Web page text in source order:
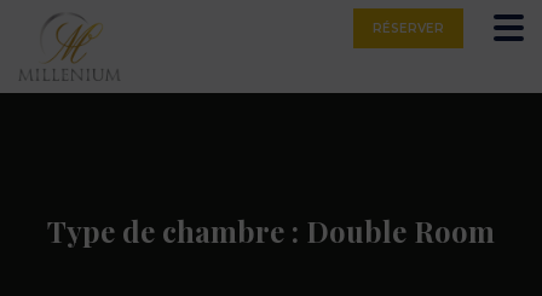
content
RÉSERVER
Type de chambre : Double Room